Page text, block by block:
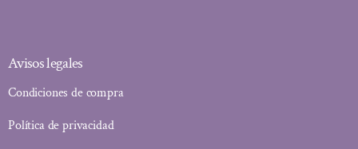
Avisos legales
Condiciones de compra
Política de privacidad